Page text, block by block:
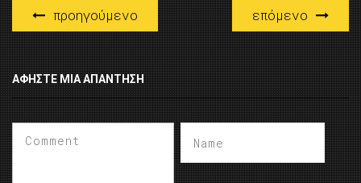
προηγούμενο επόμενο
ΑΦΉΣΤΕ ΜΙΑ ΑΠΆΝΤΗΣΗ